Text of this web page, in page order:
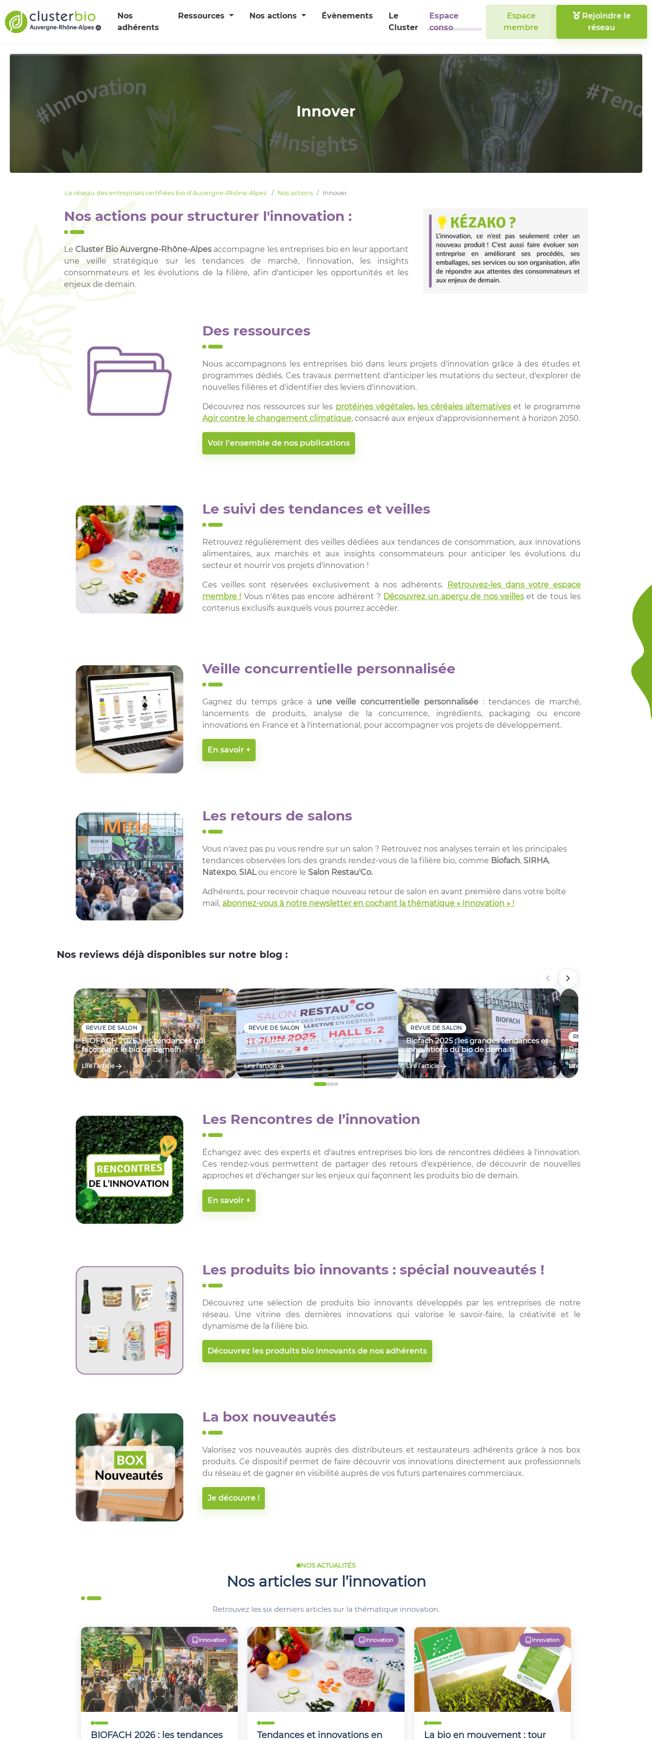
Nos
adhérents
Ressources Nos actions Évènements
Le
Cluster
Espace
conso
Espace
membre
Rejoindre le
réseau
Innover
Le réseau des entreprises certifiées bio d’Auvergne-Rhône-Alpes. Nos actions Innover
Nos actions pour structurer l'innovation :
Le Cluster Bio Auvergne-Rhône-Alpes accompagne les entreprises bio en leur apportant
une veille stratégique sur les tendances de marché, l'innovation, les insights
consommateurs et les évolutions de la filière, afin d'anticiper les opportunités et les
enjeux de demain.
Des ressources
Nous accompagnons les entreprises bio dans leurs projets d'innovation grâce à des études et
programmes dédiés. Ces travaux permettent d'anticiper les mutations du secteur, d'explorer de
nouvelles filières et d'identifier des leviers d'innovation.
Découvrez nos ressources sur les protéines végétales, les céréales alternatives et le programme
Agir contre le changement climatique,consacré aux enjeux d'approvisionnement à horizon 2050.
Voir l'ensemble de nos publications
Le suivi des tendances et veilles
Retrouvez régulièrement des veilles dédiées aux tendances de consommation, aux innovations
alimentaires, aux marchés et aux insights consommateurs pour anticiper les évolutions du
secteur et nourrir vos projets d'innovation !
Ces veilles sont réservées exclusivement à nos adhérents.
Retrouvez-les dans votre espace
membre ! Vous n'êtes pas encore adhérent ? Découvrez un aperçu de nos veilleset de tous les
contenus exclusifs auxquels vous pourrez accéder.
Veille concurrentielle personnalisée
Gagnez du temps grâce à une veille concurrentielle personnalisée : tendances de marché,
lancements de produits, analyse de la concurrence, ingrédients, packaging ou encore
innovations en France et à l'international, pour accompagner vos projets de développement.
En savoir +
Les retours de salons
Vous n'avez pas pu vous rendre sur un salon ? Retrouvez nos analyses terrain et les principales
tendances observées lors des grands rendez-vous de la filière bio, comme Biofach, SIRHA,
Natexpo, SIALou encore le Salon Restau'Co.
Adhérents, pour recevoir chaque nouveau retour de salon en avant première dans votre boîte
mail, abonnez-vous à notre newsletter en cochant la thématique « Innovation » !
Nos reviews déjà disponibles sur notre blog :
REVUE DE SALON
BIOFACH 2026 : les tendances qui
façonnent le bio de demain
Lire l’article
REVUE DE SALON
Salon Restau'Co 2025 : le végétal et le
bio à l’honneur
Lire l’article
REVUE DE SALON
Biofach 2025 : les grandes tendances et
innovations du bio de demain
Lire l’article
REVUE DE SALON
Retour sur le SIRHA
Lire l’article
Les Rencontres de l’innovation
Échangez avec des experts et d'autres entreprises bio lors de rencontres dédiées à l'innovation.
Ces rendez-vous permettent de partager des retours d'expérience, de découvrir de nouvelles
approches et d'échanger sur les enjeux qui façonnent les produits bio de demain.
En savoir +
Les produits bio innovants : spécial nouveautés !
Découvrez une sélection de produits bio innovants développés par les entreprises de notre
réseau. Une vitrine des dernières innovations qui valorise le savoir-faire, la créativité et le
dynamisme de la filière bio.
​​Découvrez les produits bio innovants de nos adhérents
La box nouveautés
Valorisez vos nouveautés auprès des distributeurs et restaurateurs adhérents grâce à nos box
produits. Ce dispositif permet de faire découvrir vos innovations directement aux professionnels
du réseau et de gagner en visibilité auprès de vos futurs partenaires commerciaux.
Je découvre !
NOS ACTUALITÉS
Nos articles sur l’innovation
Retrouvez les six derniers articles sur la thématique innovation.
Innovation
BIOFACH 2026 : les tendances
Innovation
Tendances et innovations en
Innovation
La bio en mouvement : tour